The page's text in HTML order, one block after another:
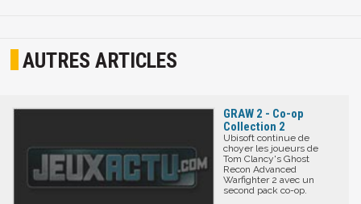
AUTRES ARTICLES
GRAW 2 - Co-op
Collection 2
Ubisoft continue de
choyer les joueurs de
Tom Clancy's Ghost
Recon Advanced
Warfighter 2 avec un
second pack co-op.